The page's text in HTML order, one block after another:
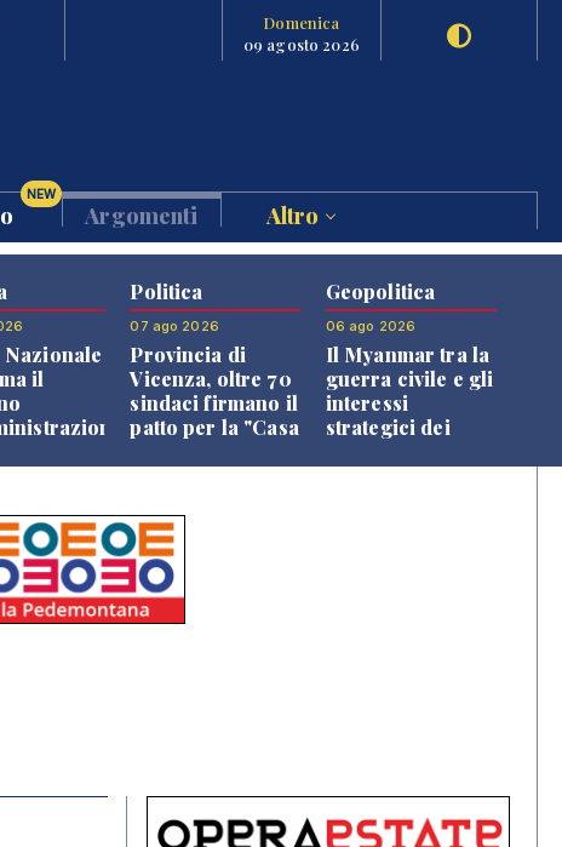
Domenica
09 agosto 2026
NEW
Argomenti Altro
il
Politica
07 ago 2026
Provincia di
Vicenza, oltre 70
sindaci firmano il
patto per la "Casa
Geopolitica
06 ago 2026
Il Myanmar tra la
guerra civile e gli
interessi
strategici dei